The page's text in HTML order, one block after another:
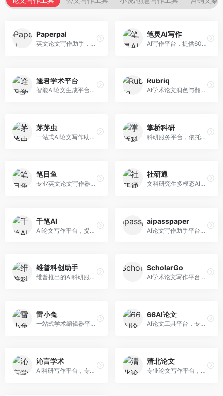
Paperpal
英文论文写作助手，专注于学术英语润色。面向需要发表国际期刊的研究者，提供语法检查、学术表达优化、格式规范等服务，英语表达地道专业。
笔灵AI写作
AI写作平台，提供600+写作模板。面向学生、职场人士和内容创作者，支持论文、公文、营销文案等多种文体，模板丰富，一键生成，写作效率大幅提升。
逢君学术平台
智能AI论文生成平台，支持查重检测。面向高校学生和研究人员，提供论文选题、内容生成、查重修改等一站式服务，学术写作流程完整。
Rubriq
AI学术论文润色与翻译平台。面向国际期刊投稿者，提供论文润色、翻译、格式调整等服务，支持多语言，学术表达专业规范。
茅茅虫
一站式AI论文写作助手，覆盖学术写作全场景。面向高校学生和科研人员，提供开题报告、文献综述、论文正文等写作服务，支持多学科多类型论文，操作简便。
掌桥科研
科研服务平台，依托3亿+真实文献数据库。面向学术研究者和学生，提供文献检索、论文写作、科研数据分析等服务，文献资源丰富，学术支持专业。
笔目鱼
专业英文论文写作器，支持学术论文全流程。面向留学生和国际期刊投稿者，提供英文论文撰写、润色、格式调整等服务，学术英语表达规范。
社研通
文科研究生多模态AI学术写作平台。面向文科研究生和社科研究者，提供文献综述、理论分析、定性研究辅助等服务，文科研究方法论支持完善。
千笔AI
AI论文写作平台，提供无限改稿服务。面向高校学生和学术研究者，支持论文选题、大纲生成、内容撰写、查重修改等全流程服务，改稿次数不限，服务质量有保障。
aipasspaper
AI论文写作助手平台，提供智能化的学术写作支持。面向大学生和研究人员，支持多种学科论文生成，提供参考文献管理和格式规范服务，写作效率高。
维普科创助手
维普推出的AI科研服务平台，整合学术资源与智能写作。面向科研人员和高校师生，提供文献检索、论文写作、查重检测等一站式服务，学术资源权威可靠。
ScholarGo
AI学术论文写作平台，专注于理工科领域的逻辑构建。面向理工科研究生和科研工作者，提供公式编辑、数据分析、论文结构优化等服务，理工科写作逻辑严谨。
雷小兔
一站式学术编辑器平台，覆盖论文写作全流程。面向高校学生和科研人员，提供选题分析、文献检索、论文生成、查重降重等服务，操作流程清晰，学术写作效率显著提升。
66AI论文
AI论文工具平台，专注于高质量低查重论文生成。面向大学生和研究生，提供论文写作、降重修改等服务，生成内容原创度高，查重率低。
沁言学术
AI科研写作平台，专注于学术研究辅助。面向研究生和科研工作者，提供文献分析、研究方法指导、论文撰写等服务，学术资源丰富，研究支持全面。
清北论文
专业论文写作平台，依托高校学术资源。面向本科生和研究生，提供论文指导、写作辅助、查重检测等服务，学术规范性强，适合追求高质量论文的用户。